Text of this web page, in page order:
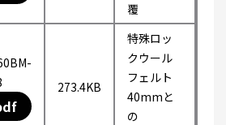
覆
273.4KB
特殊ロッ
クウール
フェルト
40mmと
の